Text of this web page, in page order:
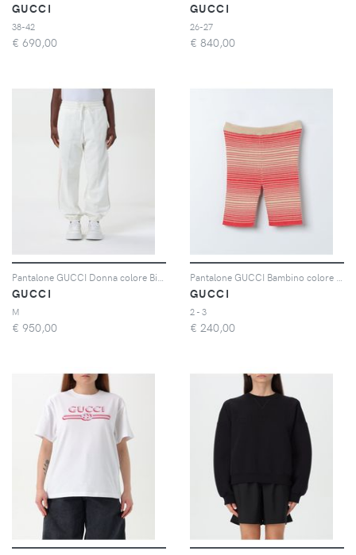
GUCCI
38-42
€ 690,00
GUCCI
26-27
€ 840,00
GUCCI
M
€ 950,00
GUCCI
2 - 3
€ 240,00